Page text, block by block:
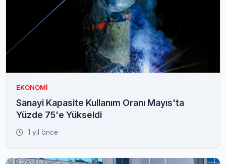
EKONOMI
Sanayi Kapasite Kullanım Oranı Mayıs'ta
Yüzde 75'e Yükseldi
1 yıl önce